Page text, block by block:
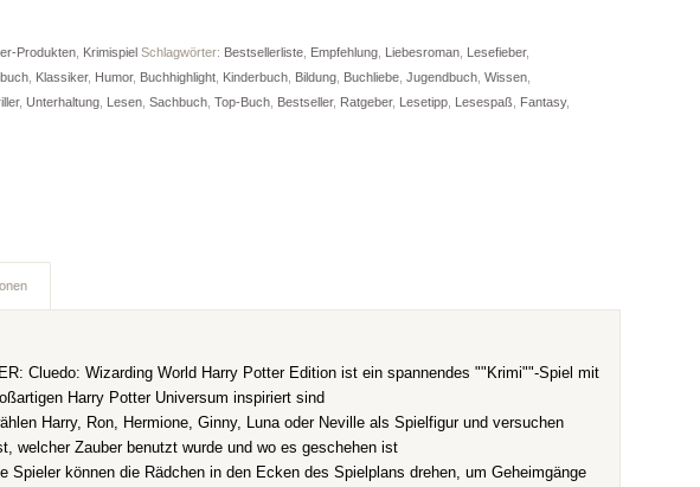
Produkten Krimispiel Schlagwörter: Bestsellerliste Empfehlung Liebesroman Lesefieber,
Klassiker, Humor, Buchhighlight Kinderbuch Bildung Buchliebe ,Jugendbuch ,Wissen
,Unterhaltung Lesen ,Sachbuch ,Top-Buch Bestseller, Ratgeber, Lesetipp Lesespaß Fantasy,
Cluedo: Wizarding World Harry Potter Edition ist ein spannendes ""Krimi""-Spiel mit
Harry Potter Universum inspiriert sind
Harry, Ron, Hermione, Ginny, Luna oder Neville als Spielfigur und versuchen
welcher Zauber benutzt wurde und wo es geschehen ist
Spieler können die Rädchen in den Ecken des Spielplans drehen, um Geheimgänge